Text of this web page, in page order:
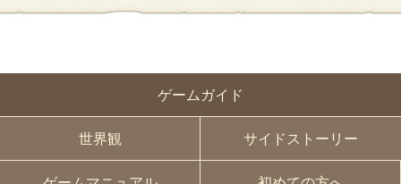
ゲームガイド
世界観 サイドストーリー